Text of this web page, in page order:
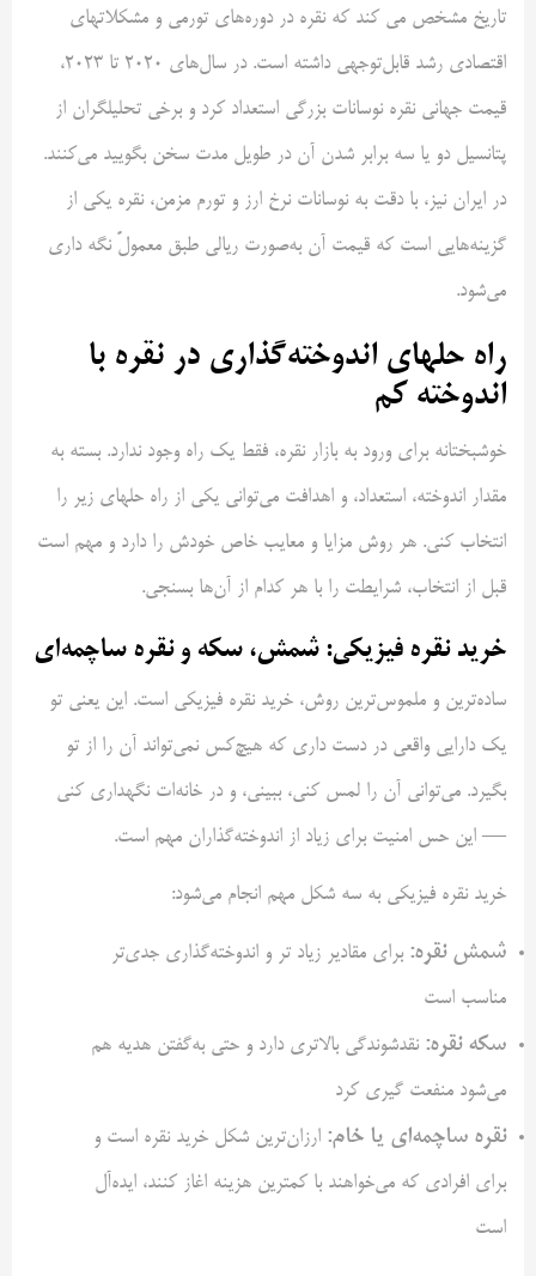
تاریخ مشخص می کند که نقره در دوره‌های تورمی و مشکلاتهای
اقتصادی رشد قابل‌توجهی داشته است. در سال‌های ۲۰۲۰ تا ۲۰۲۳،
قیمت جهانی نقره نوسانات بزرگی استعداد کرد و برخی تحلیلگران از
پتانسیل دو یا سه برابر شدن آن در طویل مدت سخن بگویید می‌کنند.
در ایران نیز، با دقت به نوسانات نرخ ارز و تورم مزمن، نقره یکی از
گزینه‌هایی است که قیمت آن به‌صورت ریالی طبق معمولً نگه داری
می‌شود.
راه حلهای اندوخته‌گذاری در نقره با
اندوخته کم
خوشبختانه برای ورود به بازار نقره، فقط یک راه وجود ندارد. بسته به
مقدار اندوخته، استعداد، و اهدافت می‌توانی یکی از راه حلهای زیر را
انتخاب کنی. هر روش مزایا و معایب خاص خودش را دارد و مهم است
قبل از انتخاب، شرایطت را با هر کدام از آن‌ها بسنجی.
خرید نقره فیزیکی: شمش، سکه و نقره ساچمه‌ای
ساده‌ترین و ملموس‌ترین روش، خرید نقره فیزیکی است. این یعنی تو
یک دارایی واقعی در دست داری که هیچ‌کس نمی‌تواند آن را از تو
بگیرد. می‌توانی آن را لمس کنی، ببینی، و در خانه‌ات نگهداری کنی
— این حس امنیت برای زیاد از اندوخته‌گذاران مهم است.
خرید نقره فیزیکی به سه شکل مهم انجام می‌شود:
شمش نقره: برای مقادیر زیاد تر و اندوخته‌گذاری جدی‌تر
مناسب است
سکه نقره: نقدشوندگی بالاتری دارد و حتی به‌گفتن هدیه هم
می‌شود منفعت گیری کرد
نقره ساچمه‌ای یا خام: ارزان‌ترین شکل خرید نقره است و
برای افرادی که می‌خواهند با کمترین هزینه اغاز کنند، ایده‌آل
است